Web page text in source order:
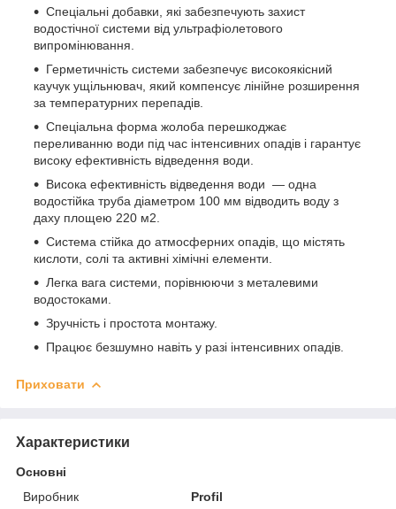
Спеціальні добавки, які забезпечують захист
водостічної системи від ультрафіолетового
випромінювання.
Герметичність системи забезпечує високоякісний
каучук ущільнювач, який компенсує лінійне розширення
за температурних перепадів.
Спеціальна форма жолоба перешкоджає
переливанню води під час інтенсивних опадів і гарантує
високу ефективність відведення води.
Висока ефективність відведення води — одна
водостійка труба діаметром 100 мм відводить воду з
даху площею 220 м2.
Система стійка до атмосферних опадів, що містять
кислоти, солі та активні хімічні елементи.
Легка вага системи, порівнюючи з металевими
водостоками.
Зручність і простота монтажу.
Працює безшумно навіть у разі інтенсивних опадів.
Приховати
Характеристики
Основні
Виробник
Profil